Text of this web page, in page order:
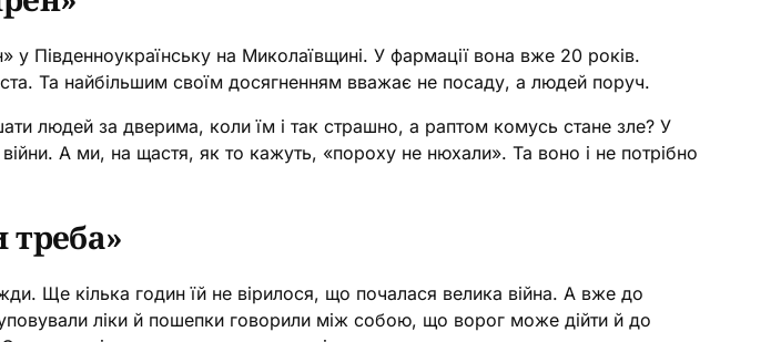
Південноукраїнську на Миколаївщині. У фармації вона вже 20 років.
Та найбільшим своїм досягненням вважає не посаду, а людей поруч.
людей за дверима, коли їм і так страшно, а раптом комусь стане зле? У
А ми, на щастя, як то кажуть, «пороху не нюхали». Та воно і не потрібно
треба»
Ще кілька годин їй не вірилося, що почалася велика війна. А вже до
ліки й пошепки говорили між собою, що ворог може дійти й до